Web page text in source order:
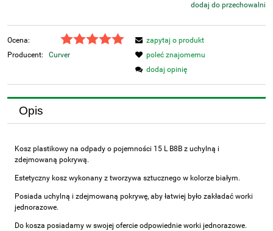
dodaj do przechowalni
Ocena:
Producent:
Curver
zapytaj o produkt
poleć znajomemu
dodaj opinię
Opis
Kosz plastikowy na odpady o pojemności 15 L B8B z uchylną i
zdejmowaną pokrywą.
Estetyczny kosz wykonany z tworzywa sztucznego w kolorze białym.
Posiada uchylną i zdejmowaną pokrywę, aby łatwiej było zakładać worki
jednorazowe.
Do kosza posiadamy w swojej ofercie odpowiednie worki jednorazowe.